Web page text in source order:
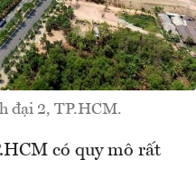
đại 2, TP.HCM.
có quy mô rất